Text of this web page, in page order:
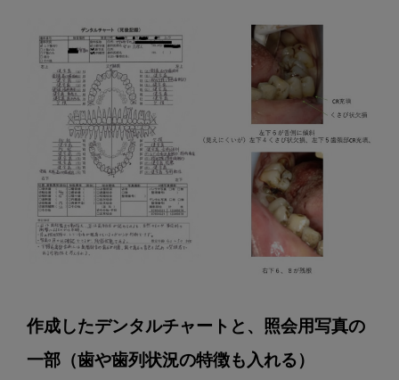
作成したデンタルチャートと、照会用写真の
一部（歯や歯列状況の特徴も入れる）